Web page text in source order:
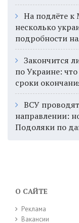
На подлёте к
несколько
подробности
Закончится
по Украине: что
сроки
ВСУ
направлении:
Подоляки по
О САЙТЕ
Реклама
Вакансии